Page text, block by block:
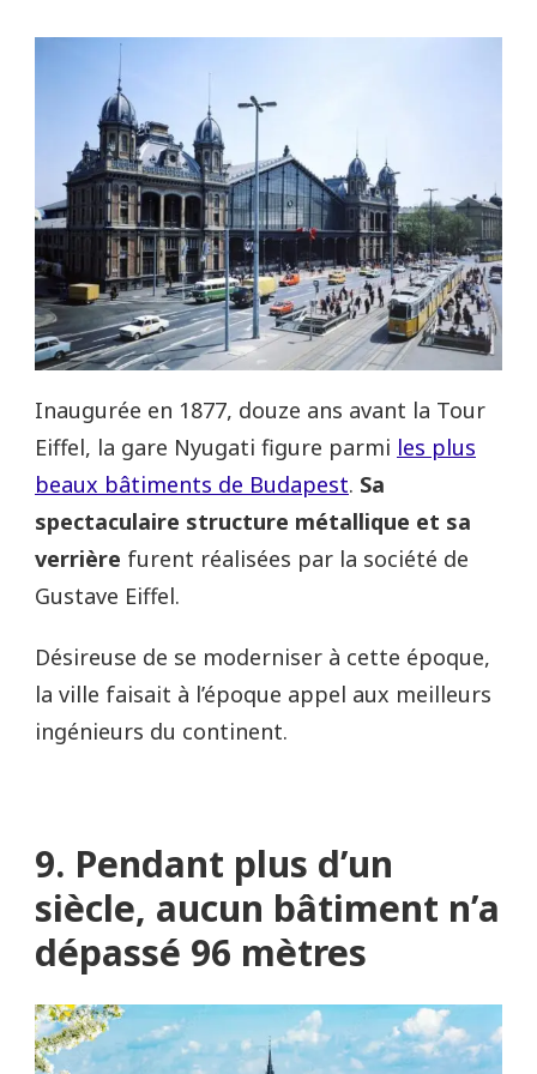
Inaugurée en 1877, douze ans avant la Tour
Eiffel, la gare Nyugati figure parmi les plus
beaux bâtiments de Budapest. Sa
spectaculaire structure métallique et sa
verrière furent réalisées par la société de
Gustave Eiffel.
Désireuse de se moderniser à cette époque,
la ville faisait à l’époque appel aux meilleurs
ingénieurs du continent.
9. Pendant plus d’un
siècle, aucun bâtiment n’a
dépassé 96 mètres